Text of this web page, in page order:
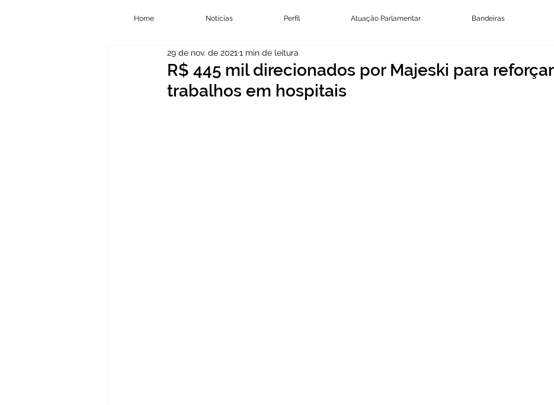
Home Notícias Perfil Atuação Parlamentar Bandeiras
R$ 445 mil direcionados por Majeski para reforçar
trabalhos em hospitais
29 de nov. de 2021 1 min de leitura